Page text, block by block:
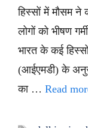
हिस्सों में मौसम ने
लोगों को भीषण
भारत के कई हिस्सों
(आईएमडी) के
का … Read